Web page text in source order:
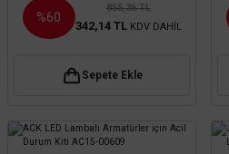
%60
855,36 TL
342,14 TL KDV DAHİL
Sepete Ekle